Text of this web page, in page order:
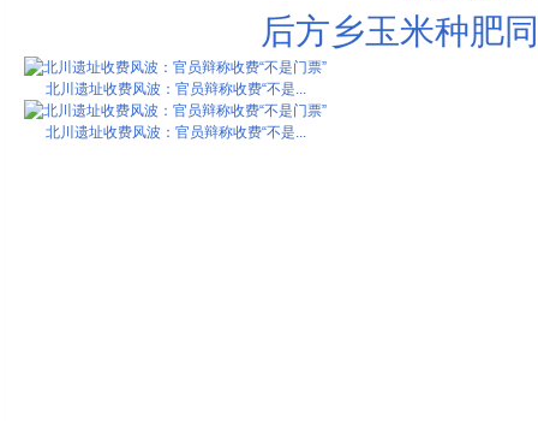
后方乡玉米种肥
北川遗址收费风波：官员辩称收费“不是...
北川遗址收费风波：官员辩称收费“不是...